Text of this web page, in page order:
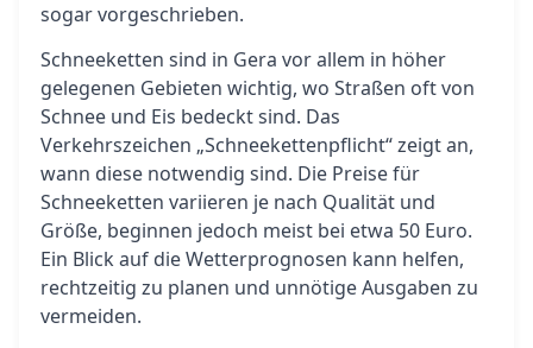
sogar vorgeschrieben.
Schneeketten sind in Gera vor allem in höher
gelegenen Gebieten wichtig, wo Straßen oft von
Schnee und Eis bedeckt sind. Das
Verkehrszeichen „Schneekettenpflicht“ zeigt an,
wann diese notwendig sind. Die Preise für
Schneeketten variieren je nach Qualität und
Größe, beginnen jedoch meist bei etwa 50 Euro.
Ein Blick auf die Wetterprognosen kann helfen,
rechtzeitig zu planen und unnötige Ausgaben zu
vermeiden.